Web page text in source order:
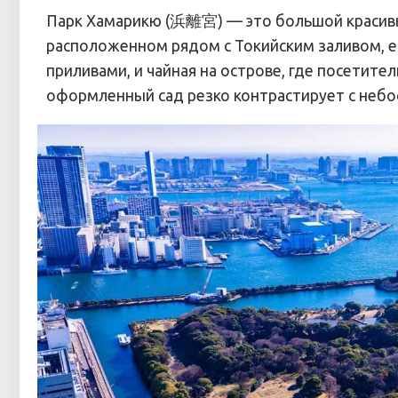
Парк Хамарикю (浜離宮) — это большой
расположенном рядом с Токийским заливом,
приливами, и чайная на острове, где
оформленный сад резко контрастирует с